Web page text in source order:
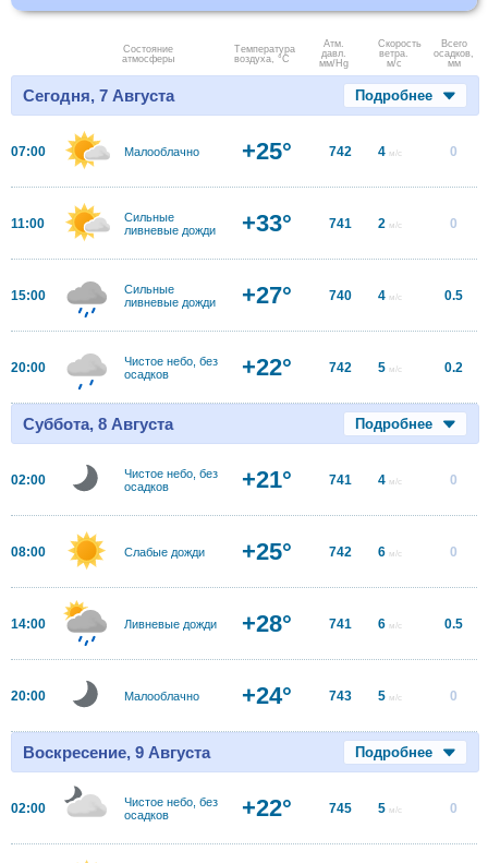
Состояние
атмосферы
Температура
воздуха, °C
Атм.
давл.
мм/Hg
Скорость
ветра.
м/с
Всего
осадков,
мм
Сегодня, 7 Августа Подробнее
07:00 Малооблачно +25° 742 4 м/с 0
11:00
Сильные
ливневые дожди
+33° 741 2 м/с 0
15:00
Сильные
ливневые дожди
+27° 740 4 м/с 0.5
20:00
Чистое небо, без
осадков
+22° 742 5 м/с 0.2
Суббота, 8 Августа Подробнее
02:00
Чистое небо, без
осадков
+21° 741 4 м/с 0
08:00 Слабые дожди +25° 742 6 м/с 0
14:00 Ливневые дожди +28° 741 6 м/с 0.5
20:00 Малооблачно +24° 743 5 м/с 0
Воскресение, 9 Августа Подробнее
02:00
Чистое небо, без
осадков
+22° 745 5 м/с 0